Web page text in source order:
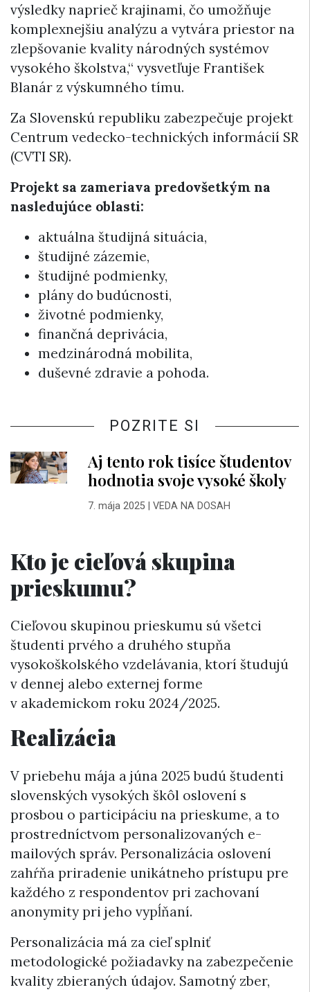
výsledky naprieč krajinami, čo umožňuje
komplexnejšiu analýzu a vytvára priestor na
zlepšovanie kvality národných systémov
vysokého školstva,“ vysvetľuje František
Blanár z výskumného tímu.
Za Slovenskú republiku zabezpečuje projekt
Centrum vedecko-technických informácií SR
(CVTI SR).
Projekt sa zameriava predovšetkým na
nasledujúce oblasti:
aktuálna študijná situácia,
študijné zázemie,
študijné podmienky,
plány do budúcnosti,
životné podmienky,
finančná deprivácia,
medzinárodná mobilita,
duševné zdravie a pohoda.
POZRITE SI
Aj tento rok tisíce študentov
hodnotia svoje vysoké školy
7. mája 2025| VEDA NA DOSAH
Kto je cieľová skupina
prieskumu?
Cieľovou skupinou prieskumu sú všetci
študenti prvého a druhého stupňa
vysokoškolského vzdelávania, ktorí študujú
v dennej alebo externej forme
v akademickom roku 2024/2025.
Realizácia
V priebehu mája a júna 2025 budú študenti
slovenských vysokých škôl oslovení s
prosbou o participáciu na prieskume, a to
prostredníctvom personalizovaných e-
mailových správ. Personalizácia oslovení
zahŕňa priradenie unikátneho prístupu pre
každého z respondentov pri zachovaní
anonymity pri jeho vypĺňaní.
Personalizácia má za cieľ splniť
metodologické požiadavky na zabezpečenie
kvality zbieraných údajov. Samotný zber,